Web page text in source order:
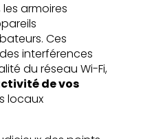
les armoires
Ces
interférences
du réseau Wi-Fi,
de vos
locaux